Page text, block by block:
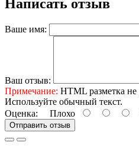
Написать отзыв
Ваше имя:
Ваш отзыв:
Примечание: HTML разметка
Используйте обычный текст.
Оценка: Плохо
Отправить отзыв